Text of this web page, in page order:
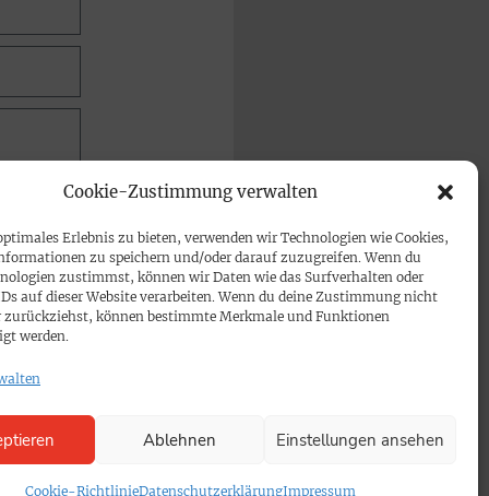
Cookie-Zustimmung verwalten
Erlebnis zu bieten, verwenden wir Technologien wie Cookies,
zu speichern und/oder darauf zuzugreifen. Wenn du
zustimmst, können wir Daten wie das Surfverhalten oder
auf dieser Website verarbeiten. Wenn du deine Zustimmung nicht
zurückziehst, können bestimmte Merkmale und Funktionen
werden.
Ablehnen Einstellungen ansehen
Cookie-RichtlinieDatenschutzerklärungImpressum